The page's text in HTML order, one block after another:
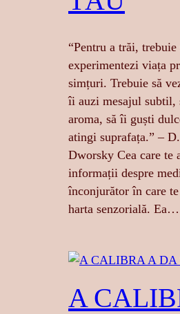
“Pentru a trăi, trebuie
experimentezi viața
simțuri. Trebuie să
îi auzi mesajul subtil,
aroma, să îi guști
atingi suprafața.” –
Dworsky Cea care te
informații despre
înconjurător în care
harta senzorială. Ea…
A